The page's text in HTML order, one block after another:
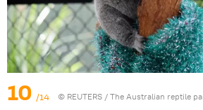
10 /14 © REUTERS / The Аustralian reptile